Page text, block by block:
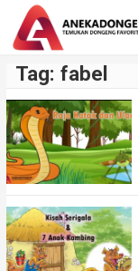
Tag: fabel